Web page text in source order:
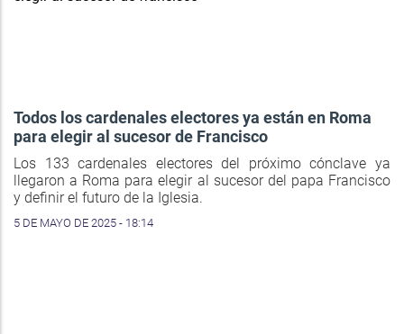
Todos los cardenales electores ya están en Roma
para elegir al sucesor de Francisco
Los 133 cardenales electores del próximo cónclave ya
llegaron a Roma para elegir al sucesor del papa Francisco
y definir el futuro de la Iglesia.
5 DE MAYO DE 2025 - 18:14